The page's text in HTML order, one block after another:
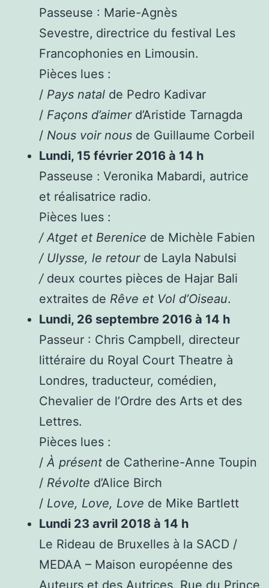
Passeuse : Marie-Agnès
Sevestre, directrice du festival Les
Francophonies en Limousin.
Pièces lues :
/ Pays natal de Pedro Kadivar
/ Façons d’aimerd’Aristide Tarnagda
/ Nous voir nous de Guillaume Corbeil
Lundi, 15 février 2016 à 14 h
Passeuse : Veronika Mabardi, autrice
et réalisatrice radio.
Pièces lues :
/ Atget et Berenice de Michèle Fabien
/ Ulysse, le retourde Layla Nabulsi
/ deux courtes pièces de Hajar Bali
extraites de Rêve et Vol d’Oiseau.
Lundi, 26 septembre 2016 à 14 h
Passeur : Chris Campbell, directeur
littéraire du Royal Court Theatre à
Londres, traducteur, comédien,
Chevalier de l’Ordre des Arts et des
Lettres.
Pièces lues :
/ À présent de Catherine-Anne Toupin
/ Révolte d’Alice Birch
/ Love, Love, Love de Mike Bartlett
Lundi 23 avril 2018 à 14 h
Le Rideau de Bruxelles à la SACD /
MEDAA – Maison européenne des
Auteurs et des Autrices, Rue du Prince